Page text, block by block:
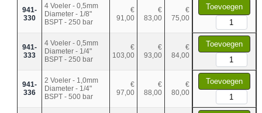
941-
330
4 Voeler - 0,5mm
Diameter - 1/8"
BSPT - 250 bar
€
91,00
€
83,00
€
75,00
Toevoegen
941-
333
4 Voeler - 0,5mm
Diameter - 1/4"
BSPT - 250 bar
€
103,00
€
93,00
€
84,00
Toevoegen
941-
336
2 Voeler - 1,0mm
Diameter - 1/4"
BSPT - 500 bar
€
97,00
€
88,00
€
80,00
Toevoegen